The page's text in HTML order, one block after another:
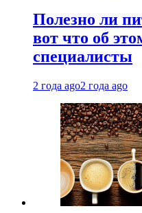
Полезно ли
вот что об
специалисты
2 года ago2 года ago